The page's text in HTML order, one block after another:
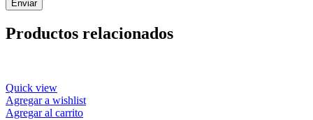
Productos relacionados
Quick view
Agregar a wishlist
Agregar al carrito